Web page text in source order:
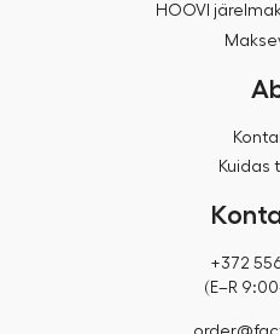
HOOVI
Kuidas
+372
(E–R